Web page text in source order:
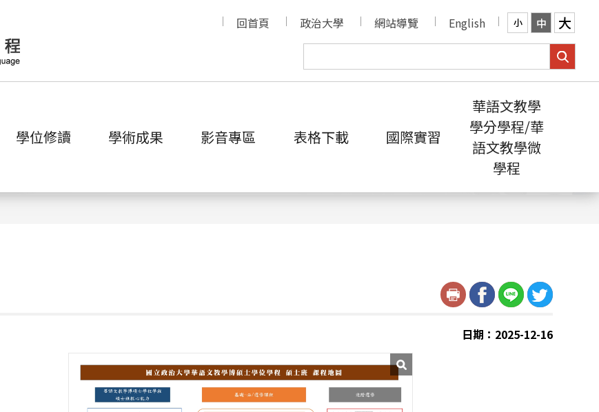
回首頁
政治大學 網站導覽 English 小 中 大
學位修讀 學術成果 影音專區 表格下載 國際實習
華語文教學
學分學程/華
語文教學微
學程
日期：2025-12-16